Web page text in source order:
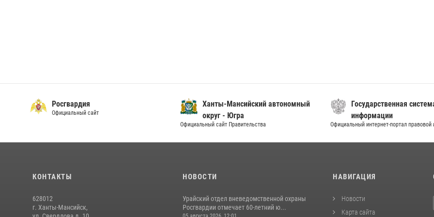
Росгвардия
Официальный сайт
Ханты-Мансийский автономный
округ - Югра
Официальный сайт Правительства
Государственная
информации
Официальный интернет-портал
КОНТАКТЫ
628012
г. Ханты-Мансийск,
НОВОСТИ
Урайский отдел вневедомственной охраны
Росгвардии отмечает 60-летний ю...
НАВИГАЦИЯ
Новости
Карта сайта